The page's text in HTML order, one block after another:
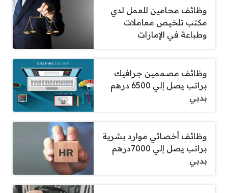
وظائف محامين للعمل لدي
مكتب تلخيص معاملات
وطباعة في الإمارات
وظائف مصممين جرافيك
براتب يصل إلي 6500 درهم
بدبي
وظائف أخصائي موارد بشرية
براتب يصل إلي 7000درهم
بدبي